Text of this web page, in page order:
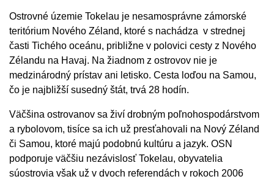
Ostrovné územie Tokelau je nesamosprávne zámorské
teritórium Nového Zéland, ktoré s nachádza v strednej
časti Tichého oceánu, približne v polovici cesty z Nového
Zélandu na Havaj. Na žiadnom z ostrovov nie je
medzinárodný prístav ani letisko. Cesta loďou na Samou,
čo je najbližší susedný štát, trvá 28 hodín.
Väčšina ostrovanov sa živí drobným poľnohospodárstvom
a rybolovom, tisíce sa ich už presťahovali na Nový Zéland
či Samou, ktoré majú podobnú kultúru a jazyk. OSN
podporuje väčšiu nezávislosť Tokelau, obyvatelia
súostrovia však už v dvoch referendách v rokoch 2006